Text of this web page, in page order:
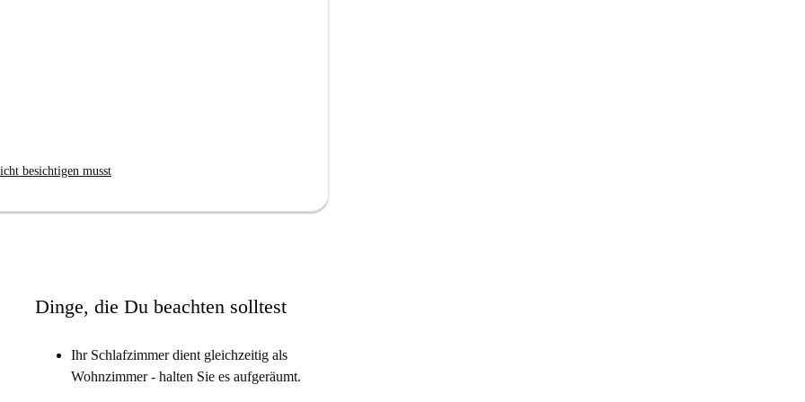
Ihr Schlafzimmer dient gleichzeitig als
in Schach. Schlafe jeden Tag.
besichtigen musst
Dinge, die Du beachten solltest
Ihr Schlafzimmer dient gleichzeitig als
Wohnzimmer - halten Sie es aufgeräumt.